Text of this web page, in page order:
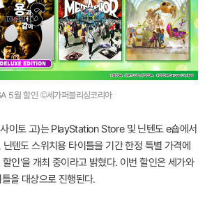
5월 할인 ©세가퍼블리싱코리아
이토 고)는 PlayStation Store 및 닌텐도 e숍에서
텐도 스위치용 타이틀을 기간 한정 특별 가격에
인'을 개최 중이라고 밝혔다. 이번 할인은 세가와
을 대상으로 진행된다.